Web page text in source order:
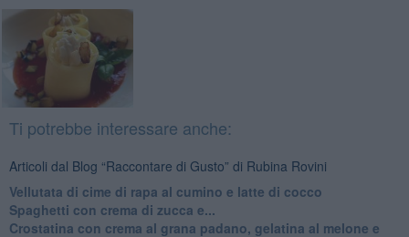
Ti potrebbe interessare anche:
Articoli dal Blog “Raccontare di Gusto” di Rubina Rovini
Vellutata di cime di rapa al cumino e latte di cocco
Spaghetti con crema di zucca e...
Crostatina con crema al grana padano, gelatina al melone e